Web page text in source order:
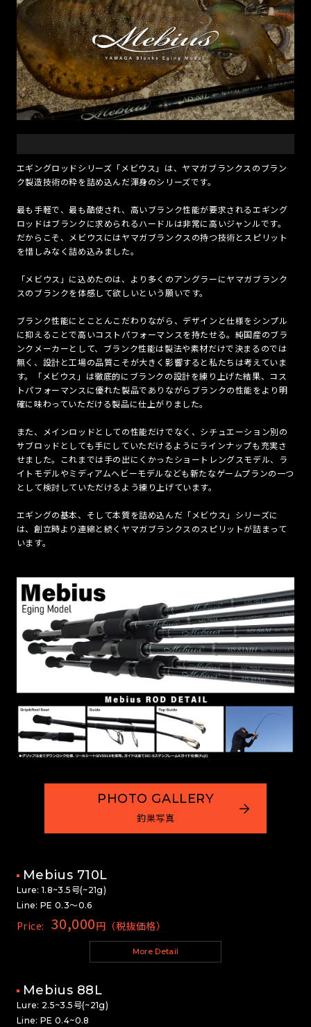
エギングロッドシリーズ「メビウス」は、ヤマガブランクスのブラン
ク製造技術の粋を詰め込んだ渾身のシリーズです。
最も手軽で、最も酷使され、高いブランク性能が要求されるエギング
ロッドはブランクに求められるハードルは非常に高いジャンルです。
だからこそ、メビウスにはヤマガブランクスの持つ技術とスピリット
を惜しみなく詰め込みました。
「メビウス」に込めたのは、より多くのアングラーにヤマガブランク
スのブランクを体感して欲しいという願いです。
ブランク性能にとことんこだわりながら、デザインと仕様をシンプル
に抑えることで高いコストパフォーマンスを持たせる。純国産のブラ
ンクメーカーとして、ブランク性能は製法や素材だけで決まるのでは
無く、設計と工場の品質こそが大きく影響すると私たちは考えていま
す。「メビウス」は徹底的にブランクの設計を練り上げた結果、コス
トパフォーマンスに優れた製品でありながらブランクの性能をより明
確に味わっていただける製品に仕上がりました。
また、メインロッドとしての性能だけでなく、シチュエーション別の
サブロッドとしても手にしていただけるようにラインナップも充実さ
せました。これまでは手の出にくかったショートレングスモデル、ラ
イトモデルやミディアムヘビーモデルなども新たなゲームプランの一つ
として検討していただけるよう練り上げています。
エギングの基本、そして本質を詰め込んだ「メビウス」シリーズに
は、創立時より連綿と続くヤマガブランクスのスピリットが詰まって
います。
PHOTO GALLERY
釣果写真
Mebius 710L
Lure: 1.8~3.5号(~21g)
Line: PE 0.3～0.6
Price: 30,000円（税抜価格）
More Detail
Mebius 88L
Lure: 2.5~3.5号(~21g)
Line: PE 0.4~0.8